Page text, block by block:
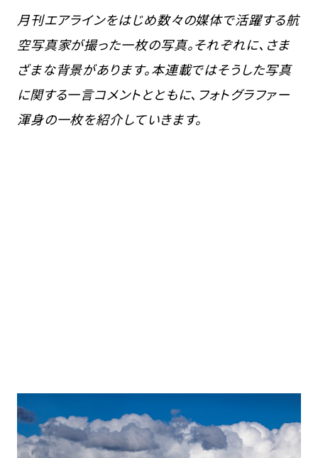
月刊エアラインをはじめ数々の媒体で活躍する航
空写真家が撮った一枚の写真。それぞれに、さま
ざまな背景があります。本連載ではそうした写真
に関する一言コメントとともに、フォトグラファー
渾身の一枚を紹介していきます。